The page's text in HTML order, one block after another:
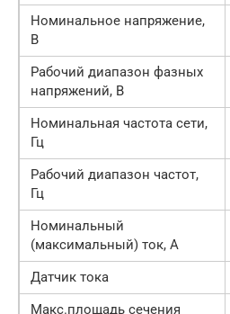
Номинальное напряжение,
В
Рабочий диапазон фазных
напряжений, В
Номинальная частота сети,
Гц
Рабочий диапазон частот,
Гц
Номинальный
(максимальный) ток, А
Датчик тока
Макс.площадь сечения